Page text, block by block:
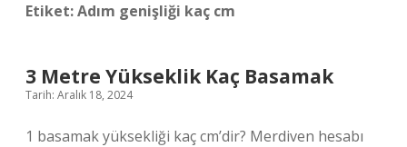
Etiket:Adım genişliği kaç cm
3 Metre Yükseklik Kaç Basamak
Tarih: Aralık 18, 2024
1 basamak yüksekliği kaç cm’dir? Merdiven hesabı